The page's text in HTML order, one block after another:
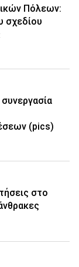
Πόλεων:
σχεδίου
(pics)
στο